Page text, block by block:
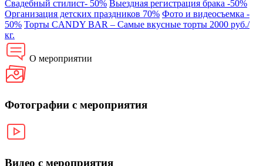
Свадебный стилист- 50% Выездная регистрация брака -50%
Организация детских праздников 70% Фото и видеосъемка -
50% Торты CANDY BAR – Самые вкусные торты 2000 руб./
кг.
О мероприятии
Фотографии с мероприятия
Видео с мероприятия